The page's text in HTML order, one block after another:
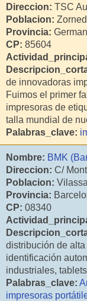
Direccion: TSC
Poblacion:
Provincia:
CP: 85604
de innovadoras
Fuimos el primer
impresoras de
talla mundial de
Palabras_clave:
Nombre: BMK
Direccion: C/
Poblacion:
Provincia:
CP: 08340
distribución de
identificación
industriales,
Palabras_clave:
impresoras